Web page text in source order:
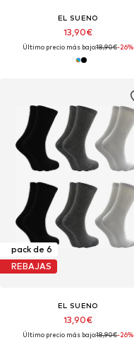
EL SUENO
13,90€
Último precio más bajo:18,90€-26%
pack de 6
REBAJAS
EL SUENO
13,90€
Último precio más bajo:18,90€-26%